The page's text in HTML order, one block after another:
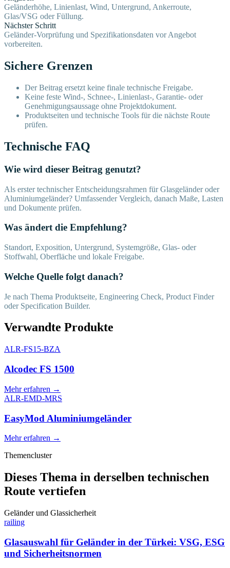
Geländerhöhe, Linienlast, Wind, Untergrund, Ankerroute,
Glas/VSG oder Füllung.
Nächster Schritt
Geländer-Vorprüfung und Spezifikationsdaten vor Angebot
vorbereiten.
Sichere Grenzen
Der Beitrag ersetzt keine finale technische Freigabe.
Keine feste Wind-, Schnee-, Linienlast-, Garantie- oder
Genehmigungsaussage ohne Projektdokument.
Produktseiten und technische Tools für die nächste Route
prüfen.
Technische FAQ
Wie wird dieser Beitrag genutzt?
Als erster technischer Entscheidungsrahmen für Glasgeländer oder
Aluminiumgeländer? Umfassender Vergleich, danach Maße, Lasten
und Dokumente prüfen.
Was ändert die Empfehlung?
Standort, Exposition, Untergrund, Systemgröße, Glas- oder
Stoffwahl, Oberfläche und lokale Freigabe.
Welche Quelle folgt danach?
Je nach Thema Produktseite, Engineering Check, Product Finder
oder Specification Builder.
Verwandte Produkte
ALR-FS15-BZA
Alcodec FS 1500
Mehr erfahren →
ALR-EMD-MRS
EasyMod Aluminiumgeländer
Mehr erfahren →
Themencluster
Dieses Thema in derselben technischen
Route vertiefen
Geländer und Glassicherheit
railing
Glasauswahl für Geländer in der Türkei: VSG, ESG
und Sicherheitsnormen